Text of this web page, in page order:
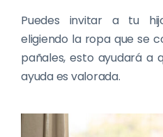
Puedes invitar a tu
eligiendo la ropa que se
pañales, esto ayudará a
ayuda es valorada.